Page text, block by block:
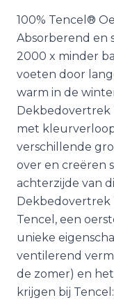
100% Tencel®
Absorberend en
2000 x minder
voeten door
warm in de
Dekbedovertrek
met
verschillende
over en creëren
achterzijde van
Dekbedovertrek
Tencel, een
unieke
ventilerend
de zomer) en
krijgen bij